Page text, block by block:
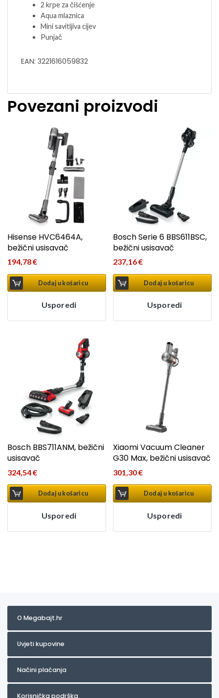
2 krpe za čišćenje
Aqua mlaznica
Mini savitljiva cijev
Punjač
EAN: 3221616059832
Povezani proizvodi
Hisense HVC6464A,
bežični usisavač
194,78€
Dodaj u košaricu
Usporedi
Bosch Serie 6 BBS611BSC,
bežični usisavač
237,16€
Dodaj u košaricu
Usporedi
Bosch BBS711ANM, bežični
usisavač
324,54€
Dodaj u košaricu
Usporedi
Xiaomi Vacuum Cleaner
G30 Max, bežični usisavač
301,30€
Dodaj u košaricu
Usporedi
O Megabajt.hr
Uvjeti kupovine
Načini plaćanja
Korisnička podrška